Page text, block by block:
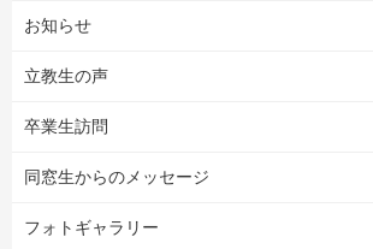
お知らせ
立教生の声
卒業生訪問
同窓生からのメッセージ
フォトギャラリー